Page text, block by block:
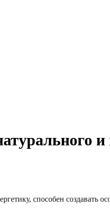
и
способен создавать